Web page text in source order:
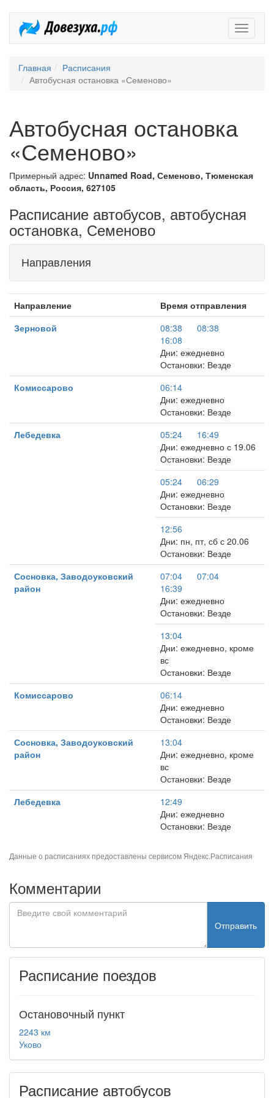
Главная
Расписания
Автобусная остановка «Семеново»
Автобусная остановка
«Семеново»
Примерный адрес: Unnamed Road, Семеново, Тюменская
область, Россия, 627105
Расписание автобусов, автобусная
остановка, Семеново
Направления
Направление
Время отправления
Зерновой
08:38
08:38
16:08
Дни: ежедневно
Остановки: Везде
Комиссарово
06:14
Дни: ежедневно
Остановки: Везде
Лебедевка
05:24
16:49
Дни: ежедневно с 19.06
Остановки: Везде
05:24
06:29
Дни: ежедневно
Остановки: Везде
12:56
Дни: пн, пт, сб с 20.06
Остановки: Везде
Сосновка, Заводоуковский
район
07:04
07:04
16:39
Дни: ежедневно
Остановки: Везде
13:04
Дни: ежедневно, кроме
вс
Остановки: Везде
Комиссарово
06:14
Дни: ежедневно
Остановки: Везде
Сосновка, Заводоуковский
район
13:04
Дни: ежедневно, кроме
вс
Остановки: Везде
Лебедевка
12:49
Дни: ежедневно
Остановки: Везде
Данные о расписаниях предоставлены сервисом Яндекс.Расписания
Комментарии
Отправить
Расписание поездов
Остановочный пункт
2243 км
Уково
Расписание автобусов